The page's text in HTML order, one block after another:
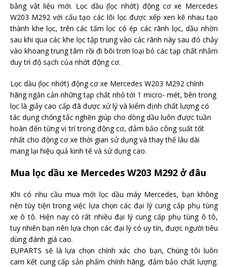
bằng vật liệu mới. Lọc dầu (lọc nhớt) động cơ xe Mercedes
W203 M292 với cấu tạo các lõi lọc được xếp xen kẽ nhau tạo
thành khe lọc, trên các tấm lọc có ép các rãnh lọc, dầu nhờn
sau khi qua các khe lọc tập trung vào các rãnh này sau đó chảy
vào khoang trung tâm rồi đi bôi trơn loại bỏ các tạp chất nhằm
duy trì độ sạch của nhớt động cơ.
Lọc dầu (lọc nhớt) động cơ xe Mercedes W203 M292 chính
hãng ngăn cản những tạp chất nhỏ tới 1 micro- mét, bên trong
lọc là giấy cao cấp đã được xử lý và kiểm định chất lượng có
tác dụng chống tắc nghẽn giúp cho dòng dầu luôn được tuần
hoàn đến từng vị trí trong động cơ, đảm bảo công suất tốt
nhất cho động cơ xe thời gian sử dụng và thay thế lâu dài
mang lại hiệu quả kinh tế và sử dụng cao.
Mua lọc dầu xe Mercedes W203 M292 ở đâu
Khi có nhu cầu mua mới lọc dầu máy Mercedes, bạn không
nên tùy tiện trong việc lựa chọn các đại lý cung cấp phụ tùng
xe ô tô. Hiện nay có rất nhiều đại lý cung cấp phụ tùng ô tô,
tuy nhiên bạn nên lựa chọn các đại lý có uy tín, được người tiêu
dùng đánh giá cao.
EUPARTS sẽ là lựa chọn chính xác cho bạn, Chúng tôi luôn
cam kết cung cấp sản phẩm chính hãng, đảm bảo chất lượng.